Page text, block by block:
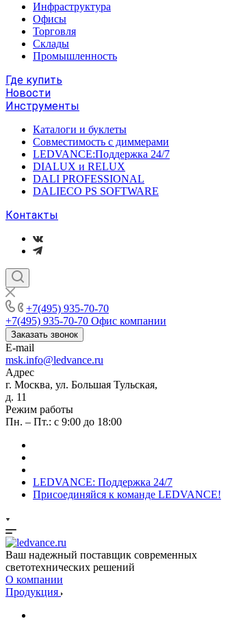
Инфраструктура
Офисы
Торговля
Склады
Промышленность
Где купить
Новости
Инструменты
Каталоги и буклеты
Совместимость с диммерами
LEDVANCE:Поддержка 24/7
DIALUX и RELUX
DALI PROFESSIONAL
DALIECO PS SOFTWARE
Контакты
+7(495) 935-70-70
+7(495) 935-70-70 Офис компании
Заказать звонок
E-mail
msk.info@ledvance.ru
Адрес
г. Москва, ул. Большая Тульская,
д. 11
Режим работы
Пн. – Пт.: с 9:00 до 18:00
LEDVANCE: Поддержка 24/7
Присоединяйся к команде LEDVANCE!
Ваш надежный поставщик современных
светотехнических решений
О компании
Продукция